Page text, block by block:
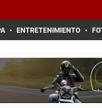
ENTRETENIMIENTO